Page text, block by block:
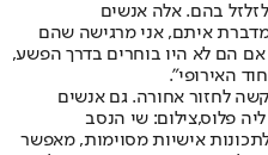
בהם. אלה אנשים
מדברת איתם, אני מרגישה שהם
אם הם לא היו בוחרים בדרך הפשע,
האירופי".
לחזור אחורה. גם אנשים
פלוס,צילום: שי הנסב
אישיות מסוימות, מאפשר